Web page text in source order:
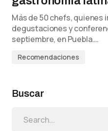
Más de 50 chefs, quienes
degustaciones y
septiembre, en Puebla.…
Recomendaciones
Buscar